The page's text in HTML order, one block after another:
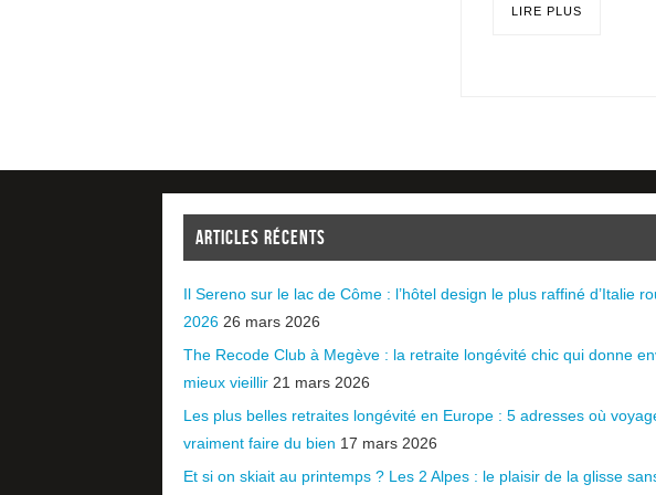
LIRE PLUS
ARTICLES RÉCENTS
Il Sereno sur le lac de Côme : l’hôtel design le plus raffiné d’Italie
2026 26 mars 2026
The Recode Club à Megève : la retraite longévité chic qui donne
mieux vieillir 21 mars 2026
Les plus belles retraites longévité en Europe : 5 adresses où
vraiment faire du bien 17 mars 2026
Et si on skiait au printemps ? Les 2 Alpes : le plaisir de la glisse